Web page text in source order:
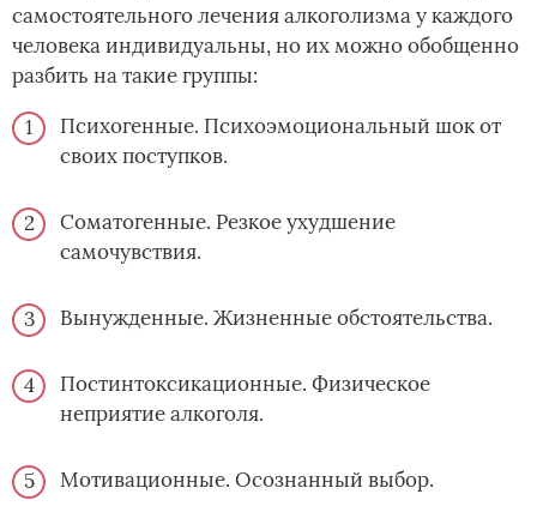
самостоятельного лечения алкоголизма у каждого
человека индивидуальны, но их можно обобщенно
разбить на такие группы:
Психогенные. Психоэмоциональный шок от
своих поступков.
Соматогенные. Резкое ухудшение
самочувствия.
Вынужденные. Жизненные обстоятельства.
Постинтоксикационные. Физическое
неприятие алкоголя.
Мотивационные. Осознанный выбор.